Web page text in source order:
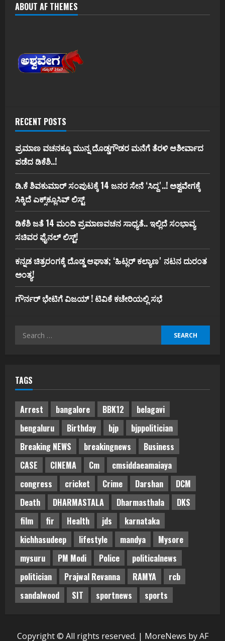
ABOUT AF THEMES
RECENT POSTS
ಪ್ರಮಾಣ ವಚನಕ್ಕೂ ಮುನ್ನ ದೊಡ್ಡಗೌಡರ ಮನೆಗೆ ತೆರಳಿ ಆಶೀರ್ವಾದ
ಪಡೆದ ಡಿಕೆಶಿ..!
ಡಿ.ಕೆ ಶಿವಕುಮಾರ್‌ ಸಂಪುಟಕ್ಕೆ 14 ಜನರ ಸೇನೆ ʻಸಿದ್ದʼ..! ಅಶ್ವವೇಗಕ್ಕೆ
ಸಿಕ್ಕಿದೆ ಎಕ್ಸ್‌ಕ್ಲೂಸಿವ್‌ ಲಿಸ್ಟ್‌
ಡಿಕೆಶಿ ಜತೆ 14 ಮಂದಿ ಪ್ರಮಾಣವಚನ ಸಾಧ್ಯತೆ.. ಇಲ್ಲಿದೆ ಸಂಭಾವ್ಯ
ಸಚಿವರ ಫೈನಲ್ ಲಿಸ್ಟ್‌!
ಕನ್ನಡ ಚಿತ್ರರಂಗಕ್ಕೆ ದೊಡ್ಡ ಆಘಾತ; ʻಹಿಟ್ಲರ್ ಕಲ್ಯಾಣʼ ನಟನ ದುರಂತ
ಅಂತ್ಯ!
ಗೌರ್ನರ್‌ ಭೇಟಿಗೆ ವಿಜಯ್‌ ! ಟಿವಿಕೆ ಕಚೇರಿಯಲ್ಲಿ ಸಭೆ
Search
TAGS
Arrest bangalore BBK12
belagavi
bengaluru
Birthday bjp
bjppolitician
Breaking NEWS
breakingnews
Business
CASE
CINEMA Cm
cmsiddaeamaiaya
congress
cricket Crime Darshan
DCM
Death
DHARMASTALA Dharmasthala
DKS
film
fir Health jds
karnataka
kichhasudeep
lifestyle mandya
Mysore
mysuru
PM Modi Police
politicalnews
politician
Prajwal Revanna RAMYA
rcb
sandalwood
SIT sportnews sports
Copyright © All rights reserved. | MoreNews by AF